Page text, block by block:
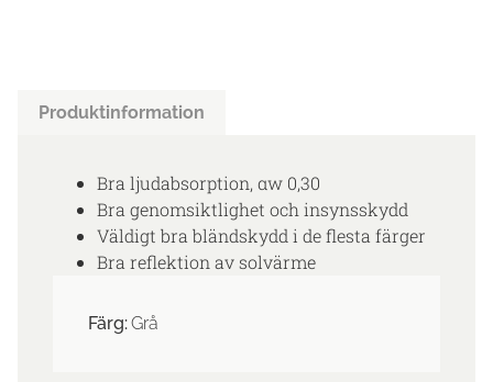
Produktinformation
Bra ljudabsorption, αw 0,30
Bra genomsiktlighet och insynsskydd
Väldigt bra bländskydd i de flesta färger
Bra reflektion av solvärme
Färg:Grå